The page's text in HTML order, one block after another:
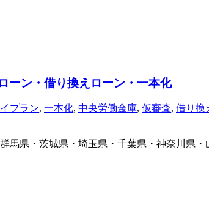
ーン・借り換えローン・一本化
プラン, 一本化, 中央労働金庫, 仮審査, 借り換
馬県・茨城県・埼玉県・千葉県・神奈川県